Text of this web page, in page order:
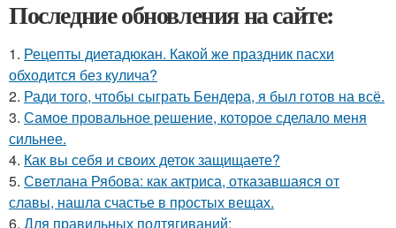
Последние обновления на сайте:
1. Рецепты диетадюкан. Какой же праздник пасхи
обходится без кулича?
2. Ради того, чтобы сыграть Бендера, я был готов на всё.
3. Самое провальное решение, которое сделало меня
сильнее.
4. Как вы себя и своих деток защищаете?
5. Светлана Рябова: как актриса, отказавшаяся от
славы, нашла счастье в простых вещах.
6. Для правильных подтягиваний: